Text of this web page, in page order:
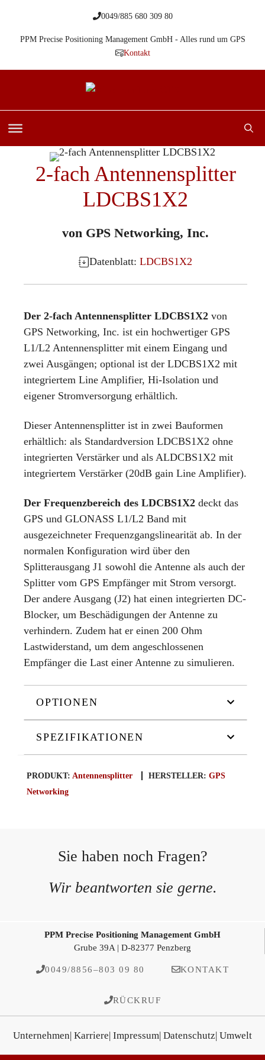
springen
0049/885 680 309 80
PPM Precise Positioning Management GmbH - Alles rund um GPS
Kontakt
2-fach Antennensplitter
LDCBS1X2
von GPS Networking, Inc.
Datenblatt: LDCBS1X2
Der 2-fach Antennensplitter LDCBS1X2 von
GPS Networking, Inc. ist ein hochwertiger GPS
L1/L2 Antennensplitter mit einem Eingang und
zwei Ausgängen; optional ist der LDCBS1X2 mit
integriertem Line Amplifier, Hi-Isolation und
eigener Stromversorgung erhältlich.
Dieser Antennensplitter ist in zwei Bauformen
erhältlich: als Standardversion LDCBS1X2 ohne
integrierten Verstärker und als ALDCBS1X2 mit
integriertem Verstärker (20dB gain Line Amplifier).
Der Frequenzbereich des LDCBS1X2 deckt das
GPS und GLONASS L1/L2 Band mit
ausgezeichneter Frequenzgangslinearität ab. In der
normalen Konfiguration wird über den
Splitterausgang J1 sowohl die Antenne als auch der
Splitter vom GPS Empfänger mit Strom versorgt.
Der andere Ausgang (J2) hat einen integrierten DC-
Blocker, um Beschädigungen der Antenne zu
verhindern. Zudem hat er einen 200 Ohm
Lastwiderstand, um dem angeschlossenen
Empfänger die Last einer Antenne zu simulieren.
OPTIONEN
SPEZIFIKATIONEN
PRODUKT: Antennensplitter HERSTELLER: GPS
Networking
Sie haben noch Fragen?
Wir beantworten sie gerne.
PPM Precise Positioning Management GmbH
Grube 39A | D-82377 Penzberg
0049/8856–803 09 80 KONTAKT
RÜCKRUF
Unternehmen| Karriere| Impressum| Datenschutz| Umwelt